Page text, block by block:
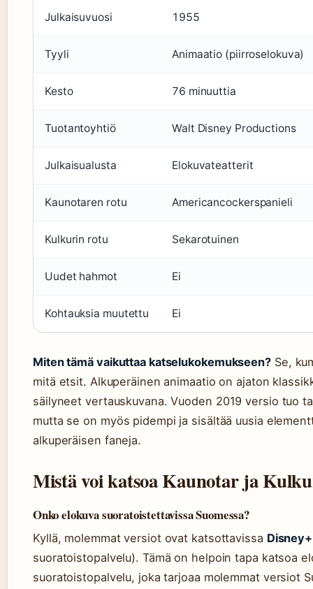
Julkaisuvuosi 1955
Tyyli Animaatio (piirroselokuva)
Kesto 76 minuuttia
Tuotantoyhtiö Walt Disney Productions
Julkaisualusta Elokuvateatterit
Kaunotaren rotu Americancockerspanieli
Kulkurin rotu Sekarotuinen
Uudet hahmot Ei
Kohtauksia muutettu Ei
Miten tämä vaikuttaa katselukokemukseen? Se,
mitä etsit. Alkuperäinen animaatio on ajaton
säilyneet vertauskuvana. Vuoden 2019 versio tuo
mutta se on myös pidempi ja sisältää uusia
alkuperäisen faneja.
Mistä voi katsoa Kaunotar ja
Onko elokuva suoratoistettavissa Suomessa?
Kyllä, molemmat versiot ovat katsottavissa
suoratoistopalvelu). Tämä on helpoin tapa katsoa
suoratoistopalvelu, joka tarjoaa molemmat versiot